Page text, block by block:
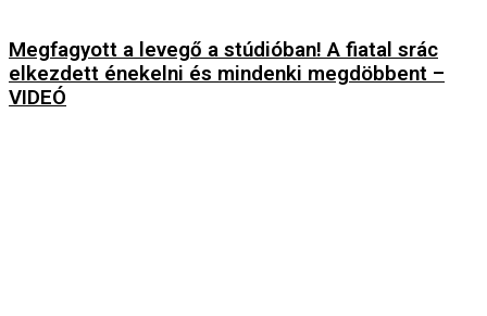
Megfagyott a levegő a stúdióban! A fiatal srác
elkezdett énekelni és mindenki megdöbbent –
VIDEÓ